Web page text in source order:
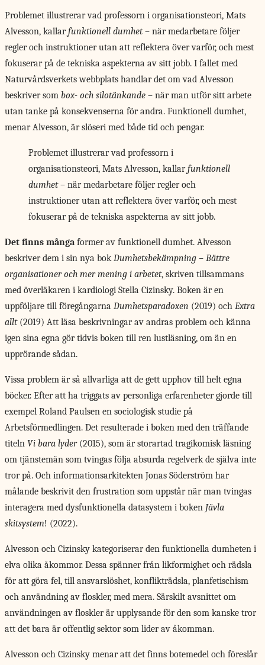
Problemet illustrerar vad professorn i organisationsteori, Mats
Alvesson, kallarfunktionell dumhet– när medarbetare följer
regler och instruktioner utan att reflektera över varför, och mest
fokuserar på de tekniska aspekterna av sitt jobb. I fallet med
Naturvårdsverkets webbplats handlar det om vad Alvesson
beskriver som box- och silotänkande – när man utför sitt arbete
utan tanke på konsekvenserna för andra. Funktionell dumhet,
menar Alvesson, är slöseri med både tid och pengar.
Problemet illustrerar vad professorn i
organisationsteori, Mats Alvesson, kallarfunktionell
dumhet– när medarbetare följer regler och
instruktioner utan att reflektera över varför, och mest
fokuserar på de tekniska aspekterna av sitt jobb.
Det finns många former av funktionell dumhet. Alvesson
beskriver dem i sin nya bokDumhetsbekämpning − Bättre
organisationer och mer mening i arbetet, skriven tillsammans
med överläkaren i kardiologi Stella Cizinsky. Boken är en
uppföljare till föregångarna Dumhetsparadoxen (2019) och Extra
allt(2019) Att läsa beskrivningar av andras problem och känna
igen sina egna gör tidvis boken till ren lustläsning, om än en
upprörande sådan.
Vissa problem är så allvarliga att de gett upphov till helt egna
böcker. Efter att ha triggats av personliga erfarenheter gjorde till
exempel Roland Paulsen en sociologisk studie på
Arbetsförmedlingen. Det resulterade i boken med den träffande
titeln Vi bara lyder(2015), som är storartad tragikomisk läsning
om tjänstemän som tvingas följa absurda regelverk de själva inte
tror på. Och informationsarkitekten Jonas Söderström har
målande beskrivit den frustration som uppstår när man tvingas
interagera med dysfunktionella datasystem i boken Jävla
skitsystem! (2022).
Alvesson och Cizinsky kategoriserar den funktionella dumheten i
elva olika åkommor. Dessa spänner från likformighet och rädsla
för att göra fel, till ansvarslöshet, konflikträdsla, planfetischism
och användning av floskler, med mera. Särskilt avsnittet om
användningen av floskler är upplysande för den som kanske tror
att det bara är offentlig sektor som lider av åkomman.
Alvesson och Cizinsky menar att det finns botemedel och föreslår